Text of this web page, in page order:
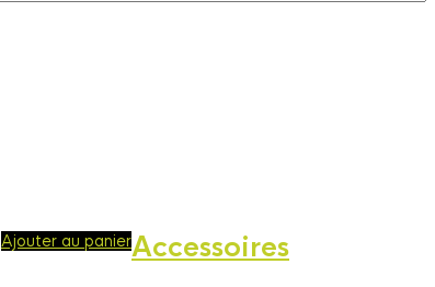
Ajouter au panierAccessoires